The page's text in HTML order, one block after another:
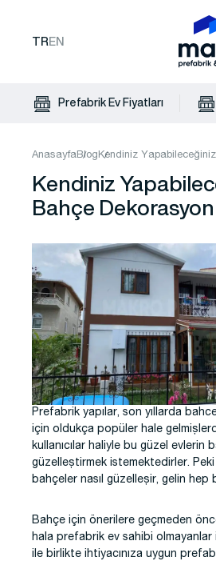
TR EN
Prefabrik Ev Fiyatları
AnasayfaBlogKendiniz
Kendiniz
Bahçe
Prefabrik yapılar, son yıllarda
için oldukça popüler hale
kullanıcılar haliyle bu güzel evlerin
güzelleştirmek istemektedirler.
bahçeler nasıl güzelleşir, gelin hep
Bahçe için önerilere geçmeden
hala prefabrik ev sahibi olmayanlar
ile birlikte ihtiyacınıza uygun